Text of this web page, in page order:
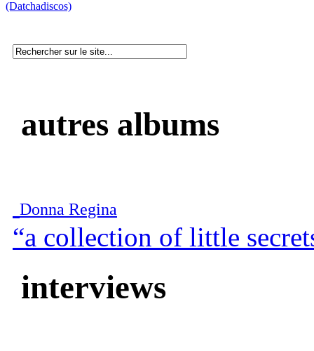
(Datchadiscos)
autres albums
Donna Regina
“a collection of little
interviews